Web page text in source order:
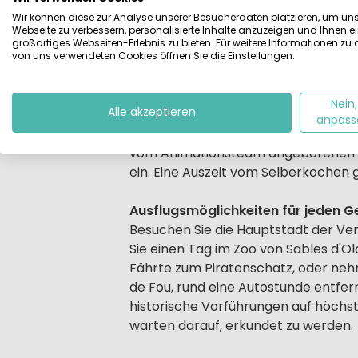
Umliegend finden Sie den für sich
Sauzaie zum Surfen.
Komfort in den Ferien
Auf dem Campingplatz ist das
Kinder werden bei denen
vom Animationsteam angebotenen
ein. Eine Auszeit vom
Ausflugsmöglichkeiten für jeden
Besuchen Sie die Hauptstadt der
Sie einen Tag im Zoo von Sables
Fährte zum Piratenschatz, oder
de Fou, rund eine Autostunde
historische Vorführungen auf
warten darauf, erkundet zu werden.
Wir können diese zur Analyse unserer Besucherdaten platzieren, um
Webseite zu verbessern, personalisierte Inhalte anzuzeigen und Ihnen
großartiges Webseiten-Erlebnis zu bieten. Für weitere Informationen zu
von uns verwendeten Cookies öffnen Sie die Einstellungen.
Alle akzeptieren
Nein,